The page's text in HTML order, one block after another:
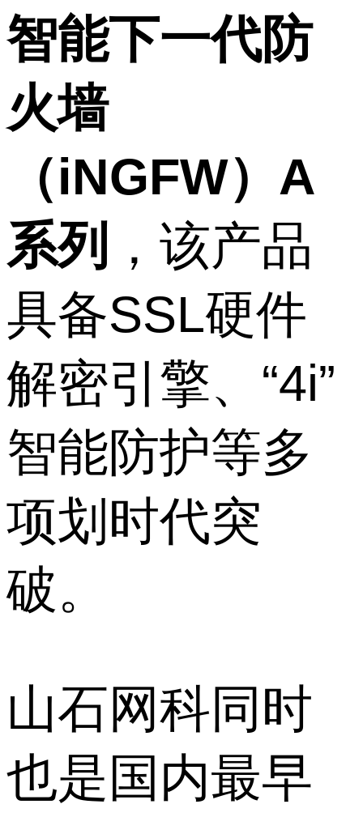
智能下一代防
火墙
（iNGFW）A
系列 ，该产品
具备SSL硬件
解密引擎、“4i”
智能防护等多
项划时代突
破。
山石网科同时
也是国内最早